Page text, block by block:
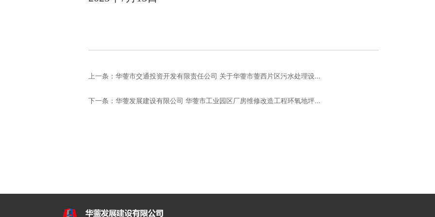
上一条：华蓥市交通投资开发有限责任公司 关于华蓥市蓥西片区污水处理设...
下一条：华蓥发展建设有限公司 华蓥市工业园区厂房维修改造工程环氧地坪...